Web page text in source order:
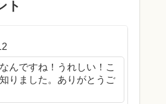
ト
んですね！うれしい！こ
りました。ありがとうご